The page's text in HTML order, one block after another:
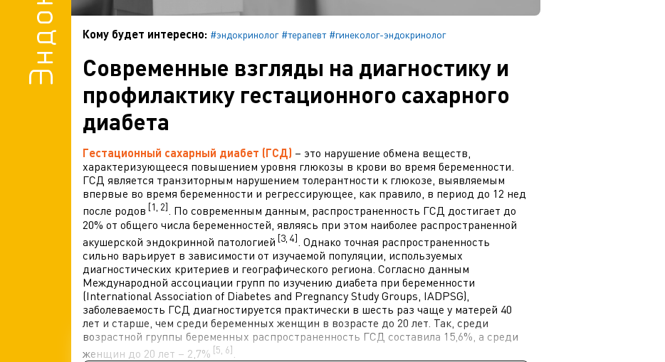
Кому будет интересно: #эндокринолог #терапевт #гинеколог-эндокринолог
Современные взгляды на диагностику и
профилактику гестационного сахарного
диабета
Гестационный сахарный диабет (ГСД) – это нарушение обмена веществ,
характеризующееся повышением уровня глюкозы в крови во время беременности.
ГСД является транзиторным нарушением толерантности к глюкозе, выявляемым
впервые во время беременности и регрессирующее, как правило, в период до 12 нед
после родов [1, 2]. По современным данным, распространенность ГСД достигает до
20% от общего числа беременностей, являясь при этом наиболее распространенной
акушерской эндокринной патологией [3, 4]. Однако точная распространенность
сильно варьирует в зависимости от изучаемой популяции, используемых
диагностических критериев и географического региона. Согласно данным
Международной ассоциации групп по изучению диабета при беременности
(International Association of Diabetes and Pregnancy Study Groups, IADPSG),
заболеваемость ГСД диагностируется практически в шесть раз чаще у матерей 40
лет и старше, чем среди беременных женщин в возрасте до 20 лет. Так, среди
возрастной группы беременных распространенность ГСД составила 15,6%, а среди
женщин до 20 лет – 2,7% [5, 6] .